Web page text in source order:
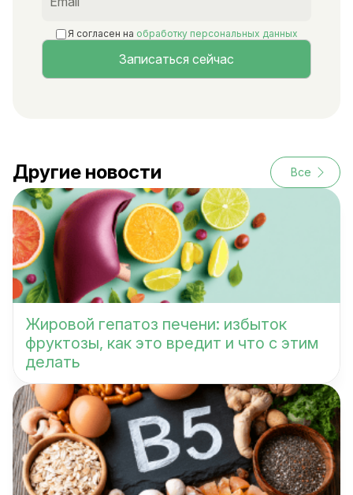
Я согласен на обработку персональных данных
Другие новости Все
Жировой гепатоз печени: избыток
фруктозы, как это вредит и что с этим
делать